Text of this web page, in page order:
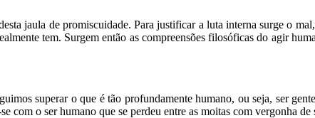
jaula de promiscuidade. Para justificar a luta interna surge o
tem. Surgem então as compreensões filosóficas do agir
superar o que é tão profundamente humano, ou seja, ser
com o ser humano que se perdeu entre as moitas com vergonha